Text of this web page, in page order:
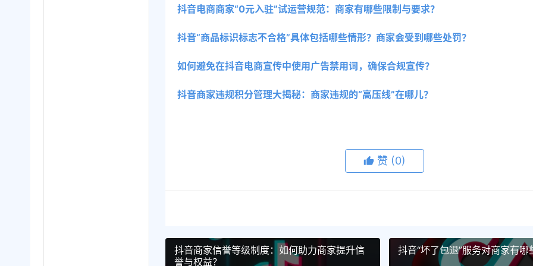
抖音电商商家“0元入驻”试运营规范：商家有哪些限制与要求？
抖音“商品标识标志不合格”具体包括哪些情形？商家会受到哪些处罚？
如何避免在抖音电商宣传中使用广告禁用词，确保合规宣传？
抖音商家违规积分管理大揭秘：商家违规的“高压线”在哪儿？
赞 (0)
抖音商家信誉等级制度：如何助力商家提升信
誉与权益？
抖音“坏了包退”服务对商家有哪